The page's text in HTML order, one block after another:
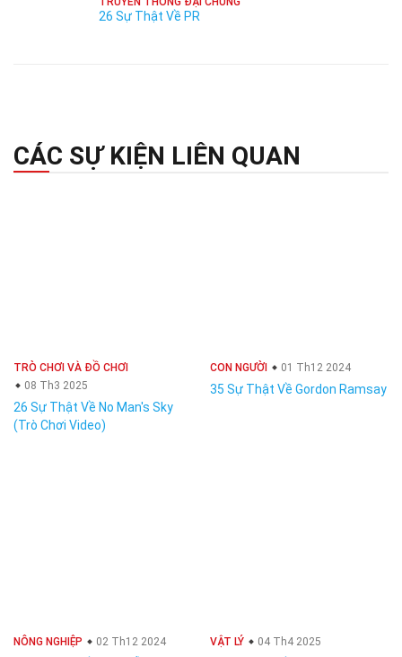
26 Sự Thật Về PR
CÁC SỰ KIỆN LIÊN QUAN
TRÒ CHƠI VÀ ĐỒ CHƠI
08 Th3 2025
26 Sự Thật Về No Man's Sky
(Trò Chơi Video)
CON NGƯỜI 01 Th12 2024
35 Sự Thật Về Gordon Ramsay
NÔNG NGHIỆP 02 Th12 2024 VẬT LÝ 04 Th4 2025